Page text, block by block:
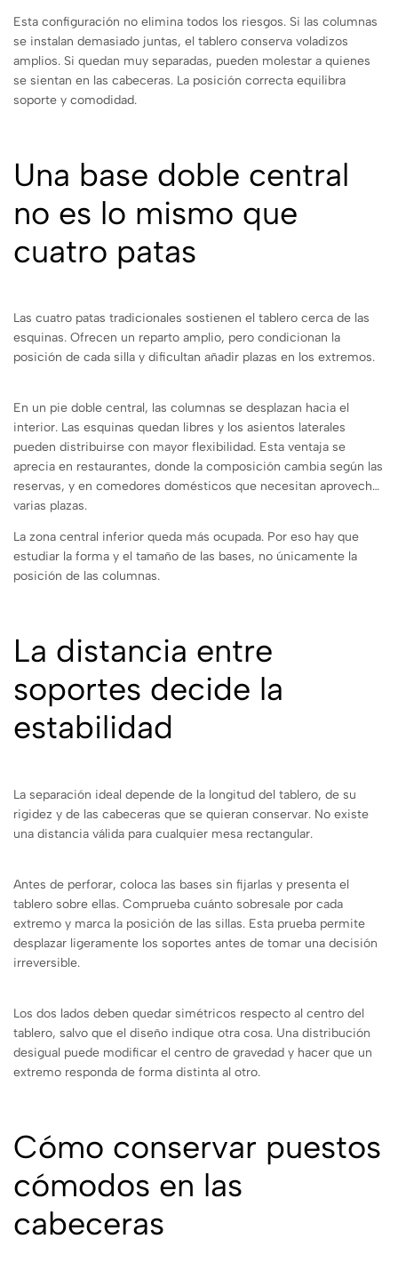
Esta configuración no elimina todos los riesgos. Si las columnas
se instalan demasiado juntas, el tablero conserva voladizos
amplios. Si quedan muy separadas, pueden molestar a quienes
se sientan en las cabeceras. La posición correcta equilibra
soporte y comodidad.
Una base doble central
no es lo mismo que
cuatro patas
Las cuatro patas tradicionales sostienen el tablero cerca de las
esquinas. Ofrecen un reparto amplio, pero condicionan la
posición de cada silla y dificultan añadir plazas en los extremos.
En un pie doble central, las columnas se desplazan hacia el
interior. Las esquinas quedan libres y los asientos laterales
pueden distribuirse con mayor flexibilidad. Esta ventaja se
aprecia en restaurantes, donde la composición cambia según las
reservas, y en comedores domésticos que necesitan aprovechar
varias plazas.
La zona central inferior queda más ocupada. Por eso hay que
estudiar la forma y el tamaño de las bases, no únicamente la
posición de las columnas.
La distancia entre
soportes decide la
estabilidad
La separación ideal depende de la longitud del tablero, de su
rigidez y de las cabeceras que se quieran conservar. No existe
una distancia válida para cualquier mesa rectangular.
Antes de perforar, coloca las bases sin fijarlas y presenta el
tablero sobre ellas. Comprueba cuánto sobresale por cada
extremo y marca la posición de las sillas. Esta prueba permite
desplazar ligeramente los soportes antes de tomar una decisión
irreversible.
Los dos lados deben quedar simétricos respecto al centro del
tablero, salvo que el diseño indique otra cosa. Una distribución
desigual puede modificar el centro de gravedad y hacer que un
extremo responda de forma distinta al otro.
Cómo conservar puestos
cómodos en las
cabeceras